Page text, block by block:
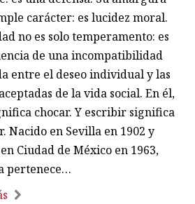
carácter: es lucidez moral.
no es solo temperamento: es
de una incompatibilidad
entre el deseo individual y las
de la vida social. En él,
chocar. Y escribir significa
Nacido en Sevilla en 1902 y
Ciudad de México en 1963,
pertenece…